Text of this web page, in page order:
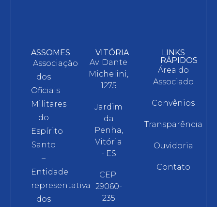
ASSOMES
Associação
dos
Oficiais
Militares
do
Espírito
Santo
–
Entidade
representativa
dos
VITÓRIA
Av. Dante
Michelini,
1275
Jardim
da
Penha,
Vitória
- ES
CEP:
29060-
235
LINKS
RÁPIDOS
Área do
Associado
Convênios
Transparência
Ouvidoria
Contato